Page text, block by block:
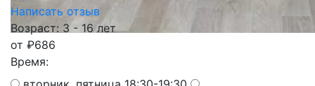
Написать отзыв
Возраст: 3 - 16 лет
от ₽686
Время: